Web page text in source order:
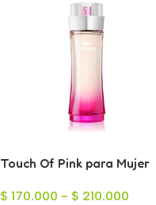
Touch Of Pink para Mujer
$ 170.000 - $ 210.000